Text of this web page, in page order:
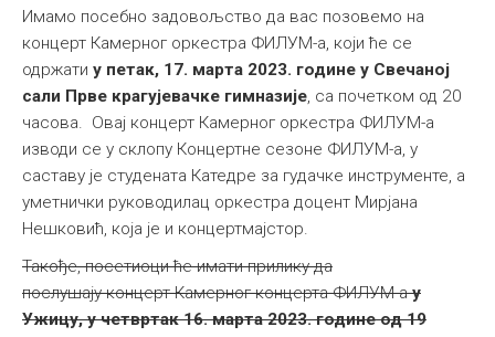
Библиотека
Студенти
Међународна
Имамо посебно задовољство да вас позовемо на
концерт Камерног оркестра ФИЛУМ-а, који ће се
одржати у петак, 17. марта 2023. године у Свечаној
сали Прве крагујевачке гимназије, са почетком од 20
часова. Овај концерт Камерног оркестра ФИЛУМ-а
изводи се у склопу Концертне сезоне ФИЛУМ-а, у
саставу је студената Катедре за гудачке инструменте, а
уметнички руководилац оркестра доцент Мирјанa
Нешковић, која је и концертмајстор.
Такође, посетиоци ће имати прилику да
послушају концерт Камерног концерта ФИЛУМ-ау
Ужицу, у четвртак 16. марта 2023. године од 19